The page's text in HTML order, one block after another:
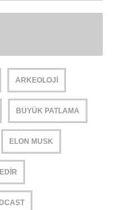
ARKEOLOJI
BÜYÜK PATLAMA
ELON MUSK